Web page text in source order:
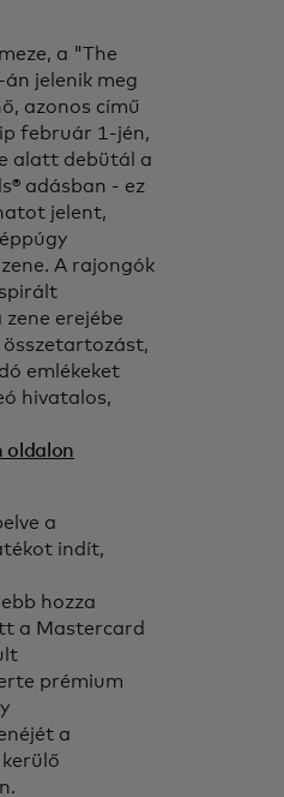
a "The
jelenik meg
azonos című
február 1-jén,
alatt debütál a
adásban - ez
jelent,
A rajongók
erejébe
emlékeket
hivatalos,
oldalon
a
indít,
hozza
a Mastercard
prémium
a